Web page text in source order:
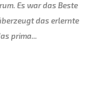
Es war das Beste
das erlernte
prima...